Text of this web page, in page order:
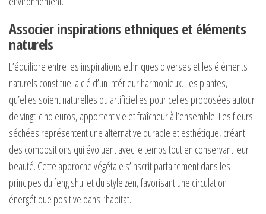
Associer inspirations ethniques et éléments
naturels
L’équilibre entre les inspirations ethniques diverses et les éléments
naturels constitue la clé d’un intérieur harmonieux. Les plantes,
qu’elles soient naturelles ou artificielles pour celles proposées autour
de vingt-cinq euros, apportent vie et fraîcheur à l’ensemble. Les fleurs
séchées représentent une alternative durable et esthétique, créant
des compositions qui évoluent avec le temps tout en conservant leur
beauté. Cette approche végétale s’inscrit parfaitement dans les
principes du feng shui et du style zen, favorisant une circulation
énergétique positive dans l’habitat.